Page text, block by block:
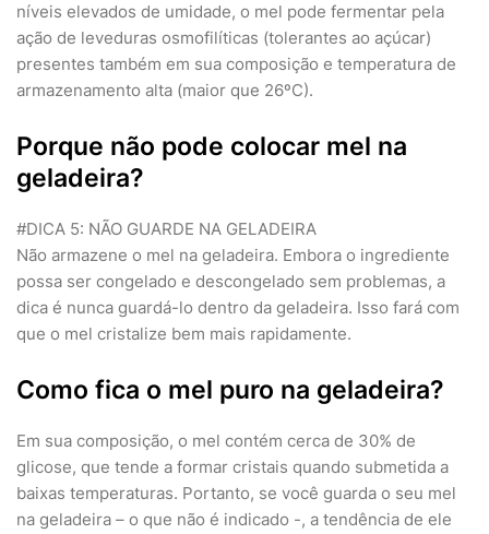
níveis elevados de umidade, o mel pode fermentar pela
ação de leveduras osmofilíticas (tolerantes ao açúcar)
presentes também em sua composição e temperatura de
armazenamento alta (maior que 26ºC).
Porque não pode colocar mel na
geladeira?
#DICA 5: NÃO GUARDE NA GELADEIRA
Não armazene o mel na geladeira. Embora o ingrediente
possa ser congelado e descongelado sem problemas, a
dica é nunca guardá-lo dentro da geladeira. Isso fará com
que o mel cristalize bem mais rapidamente.
Como fica o mel puro na geladeira?
Em sua composição, o mel contém cerca de 30% de
glicose, que tende a formar cristais quando submetida a
baixas temperaturas. Portanto, se você guarda o seu mel
na geladeira – o que não é indicado -, a tendência de ele